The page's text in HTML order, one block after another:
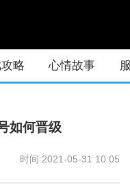
略 心情故事
如何晋级
时间:2021-05-31 10:05